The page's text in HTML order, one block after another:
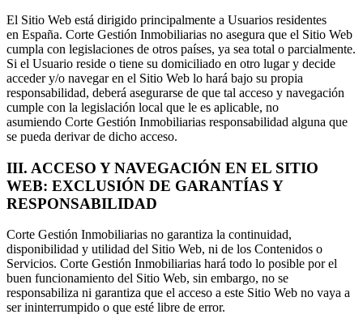
El Sitio Web está dirigido principalmente a Usuarios residentes
en España. Corte Gestión Inmobiliarias no asegura que el Sitio Web
cumpla con legislaciones de otros países, ya sea total o parcialmente.
Si el Usuario reside o tiene su domiciliado en otro lugar y decide
acceder y/o navegar en el Sitio Web lo hará bajo su propia
responsabilidad, deberá asegurarse de que tal acceso y navegación
cumple con la legislación local que le es aplicable, no
asumiendo Corte Gestión Inmobiliarias responsabilidad alguna que
se pueda derivar de dicho acceso.
III. ACCESO Y NAVEGACIÓN EN EL SITIO
WEB: EXCLUSIÓN DE GARANTÍAS Y
RESPONSABILIDAD
Corte Gestión Inmobiliarias no garantiza la continuidad,
disponibilidad y utilidad del Sitio Web, ni de los Contenidos o
Servicios. Corte Gestión Inmobiliarias hará todo lo posible por el
buen funcionamiento del Sitio Web, sin embargo, no se
responsabiliza ni garantiza que el acceso a este Sitio Web no vaya a
ser ininterrumpido o que esté libre de error.